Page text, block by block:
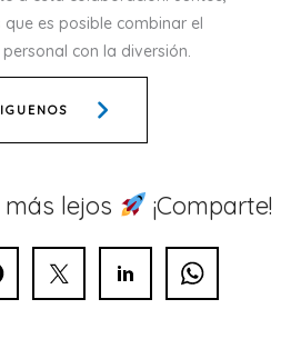
es posible combinar el
con la diversión.
lejos ¡Comparte!